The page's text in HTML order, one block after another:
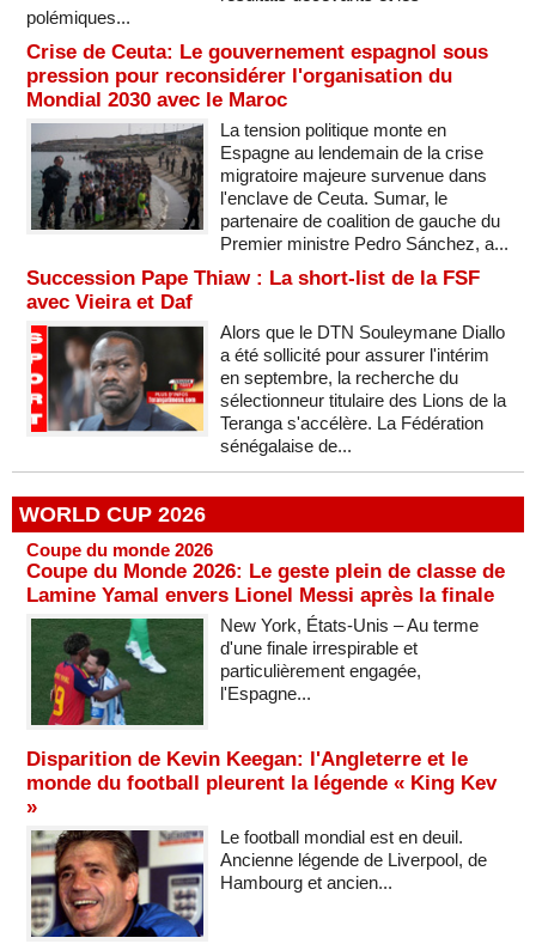
polémiques...
Crise de Ceuta: Le gouvernement espagnol sous
pression pour reconsidérer l'organisation du
Mondial 2030 avec le Maroc
La tension politique monte en
Espagne au lendemain de la crise
migratoire majeure survenue dans
l'enclave de Ceuta. Sumar, le
partenaire de coalition de gauche du
Premier ministre Pedro Sánchez, a...
Succession Pape Thiaw : La short-list de la FSF
avec Vieira et Daf
Alors que le DTN Souleymane Diallo
a été sollicité pour assurer l'intérim
en septembre, la recherche du
sélectionneur titulaire des Lions de la
Teranga s'accélère. La Fédération
sénégalaise de...
WORLD CUP 2026
Coupe du monde 2026
Coupe du Monde 2026: Le geste plein de classe de
Lamine Yamal envers Lionel Messi après la finale
New York, États-Unis – Au terme
d'une finale irrespirable et
particulièrement engagée,
l'Espagne...
Disparition de Kevin Keegan: l'Angleterre et le
monde du football pleurent la légende « King Kev
»
Le football mondial est en deuil.
Ancienne légende de Liverpool, de
Hambourg et ancien...